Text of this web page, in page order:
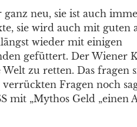
neu, sie ist auch
sie wird auch mit guten
wieder mit einigen
gefüttert. Der Wiener
zu retten. Das fragen
Fragen noch
mit „Mythos Geld „einen